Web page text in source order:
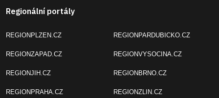
Regionální portály
REGIONPLZEN.CZ
REGIONZAPAD.CZ
REGIONJIH.CZ
REGIONPRAHA.CZ
REGIONPARDUBICKO.CZ
REGIONVYSOCINA.CZ
REGIONBRNO.CZ
REGIONZLIN.CZ